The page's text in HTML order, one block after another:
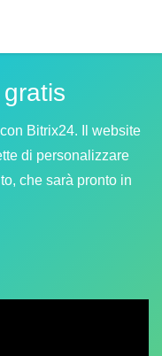
Bitrix24. Il website
di personalizzare
che sarà pronto in